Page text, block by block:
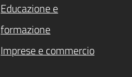
Educazione e
formazione
Imprese e commercio